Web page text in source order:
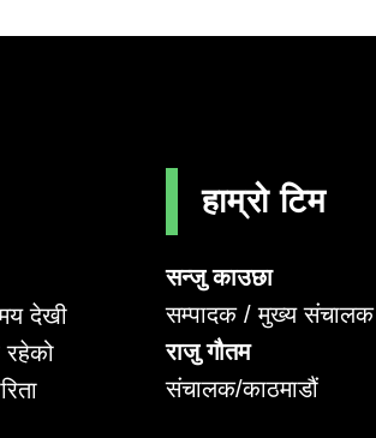
देखी
रहेको
हाम्रो टिम
सन्जु काउछा
सम्पादक / मुख्य संचालक
राजु गौतम
संचालक/काठमाडौं